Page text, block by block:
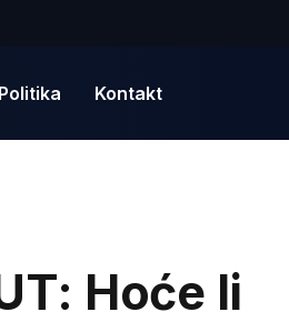
Politika Kontakt
Hoće li